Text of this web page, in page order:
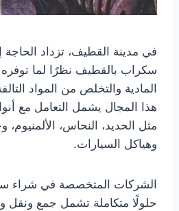
في مدينة القطيف، تزداد
سكراب بالقطيف نظرًا لما
المادية والتخلص من المواد
هذا المجال يشمل التعامل مع
مثل الحديد، النحاس، الألمنيوم،
وهياكل السيارات.
الشركات المتخصصة في شراء
حلولًا متكاملة تشمل جمع ونقل